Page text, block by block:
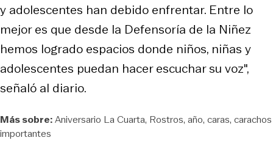
y adolescentes han debido enfrentar. Entre lo
mejor es que desde la Defensoría de la Niñez
hemos logrado espacios donde niños, niñas y
adolescentes puedan hacer escuchar su voz",
señaló al diario.
Más sobre:Aniversario La Cuarta Rostros año caras carachos
importantes